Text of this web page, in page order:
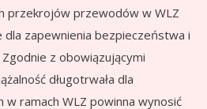
przekrojów przewodów w WLZ
zapewnienia bezpieczeństwa i
z obowiązującymi
długotrwała dla
ramach WLZ powinna wynosić